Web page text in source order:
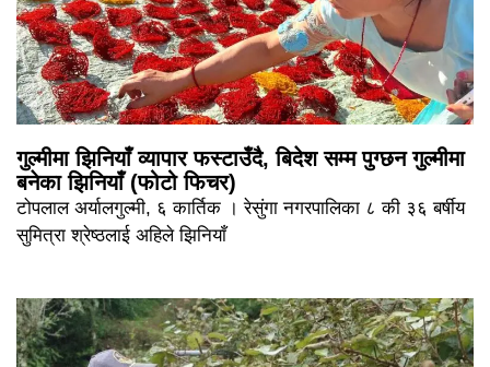
गुल्मीमा झिनियाँ व्यापार फस्टाउँदै, बिदेश सम्म पुग्छन गुल्मीमा
बनेका झिनियाँ (फोटो फिचर)
टोपलाल अर्यालगुल्मी, ६ कार्तिक । रेसुंगा नगरपालिका ८ की ३६ बर्षीय
सुमित्रा श्रेष्ठलाई अहिले झिनियाँ